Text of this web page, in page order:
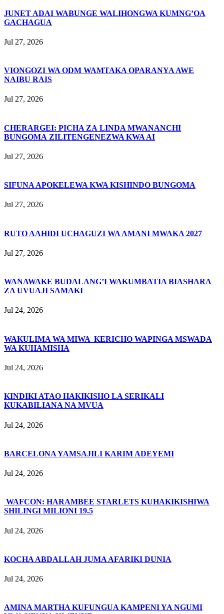
JUNET ADAI WABUNGE WALIHONGWA KUMNG’OA
GACHAGUA
Jul 27, 2026
VIONGOZI WA ODM WAMTAKA OPARANYA AWE
NAIBU RAIS
Jul 27, 2026
CHERARGEI: PICHA ZA LINDA MWANANCHI
BUNGOMA ZILITENGENEZWA KWA AI
Jul 27, 2026
SIFUNA APOKELEWA KWA KISHINDO BUNGOMA
Jul 27, 2026
RUTO AAHIDI UCHAGUZI WA AMANI MWAKA 2027
Jul 27, 2026
WANAWAKE BUDALANG’I WAKUMBATIA BIASHARA
ZA UVUAJI SAMAKI
Jul 24, 2026
WAKULIMA WA MIWA KERICHO WAPINGA MSWADA
WA KUHAMISHA
Jul 24, 2026
KINDIKI ATAO HAKIKISHO LA SERIKALI
KUKABILIANA NA MVUA
Jul 24, 2026
BARCELONA YAMSAJILI KARIM ADEYEMI
Jul 24, 2026
WAFCON: HARAMBEE STARLETS KUHAKIKISHIWA
SHILINGI MILIONI 19.5
Jul 24, 2026
KOCHA ABDALLAH JUMA AFARIKI DUNIA
Jul 24, 2026
AMINA MARTHA KUFUNGUA KAMPENI YA NGUMI